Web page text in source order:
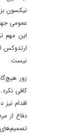
عمومی
این مهم
ارتدوکس
نیست.
زور
کافی
اقدام
دفاع از